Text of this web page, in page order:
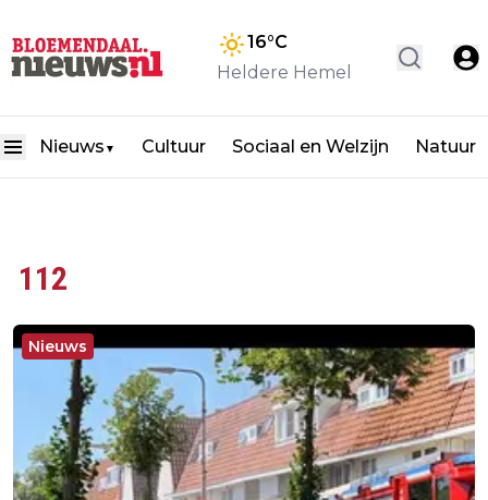
16°C
Heldere Hemel
Nieuws ▼ Cultuur Sociaal en Welzijn Natuur
112
Nieuws